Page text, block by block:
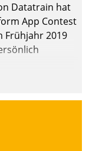
Datatrain hat
App Contest
Frühjahr 2019